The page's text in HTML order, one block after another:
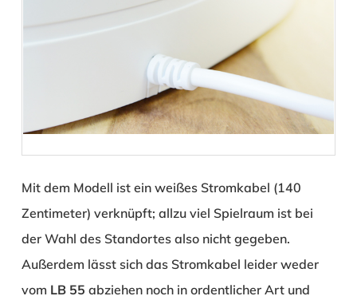
Mit dem Modell ist ein weißes Stromkabel (140
Zentimeter) verknüpft; allzu viel Spielraum ist bei
der Wahl des Standortes also nicht gegeben.
Außerdem lässt sich das Stromkabel leider weder
vom LB 55 abziehen noch in ordentlicher Art und